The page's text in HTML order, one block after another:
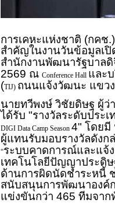
การเคหะแห่งชาติ (กคช
สำคัญในงานวันข้อมูลเ
สำนักงานพัฒนารัฐบาล
2569 ณ Conference Hall และ
(TIJ) ถนนแจ้งวัฒนะ แขวง
นายทวีพงษ์ วิชัยดิษฐ ผู้ว่
ได้รับ "รางวัลระดับประ
DIGI Data Camp Season 4" โดยมี
ผู้แทนรับมอบรางวัลดังก
“ระบบคาดการณ์และแจ้
เทคโนโลยีปัญญาประดิษ
ด้านการผิดนัดชำระหนี้
สนับสนุนการพัฒนาองค์
แข่งขันกว่า 465 ทีมจาก